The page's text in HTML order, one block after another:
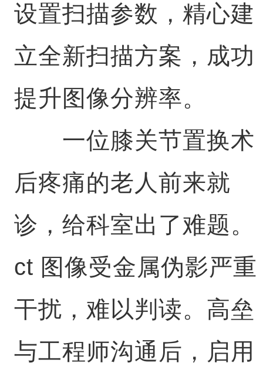
设置扫描参数，精心建
立全新扫描方案，成功
提升图像分辨率。
一位膝关节置换术
后疼痛的老人前来就
诊，给科室出了难题。
ct 图像受金属伪影严重
干扰，难以判读。高垒
与工程师沟通后，启用